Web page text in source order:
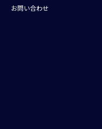
お問い合わせ